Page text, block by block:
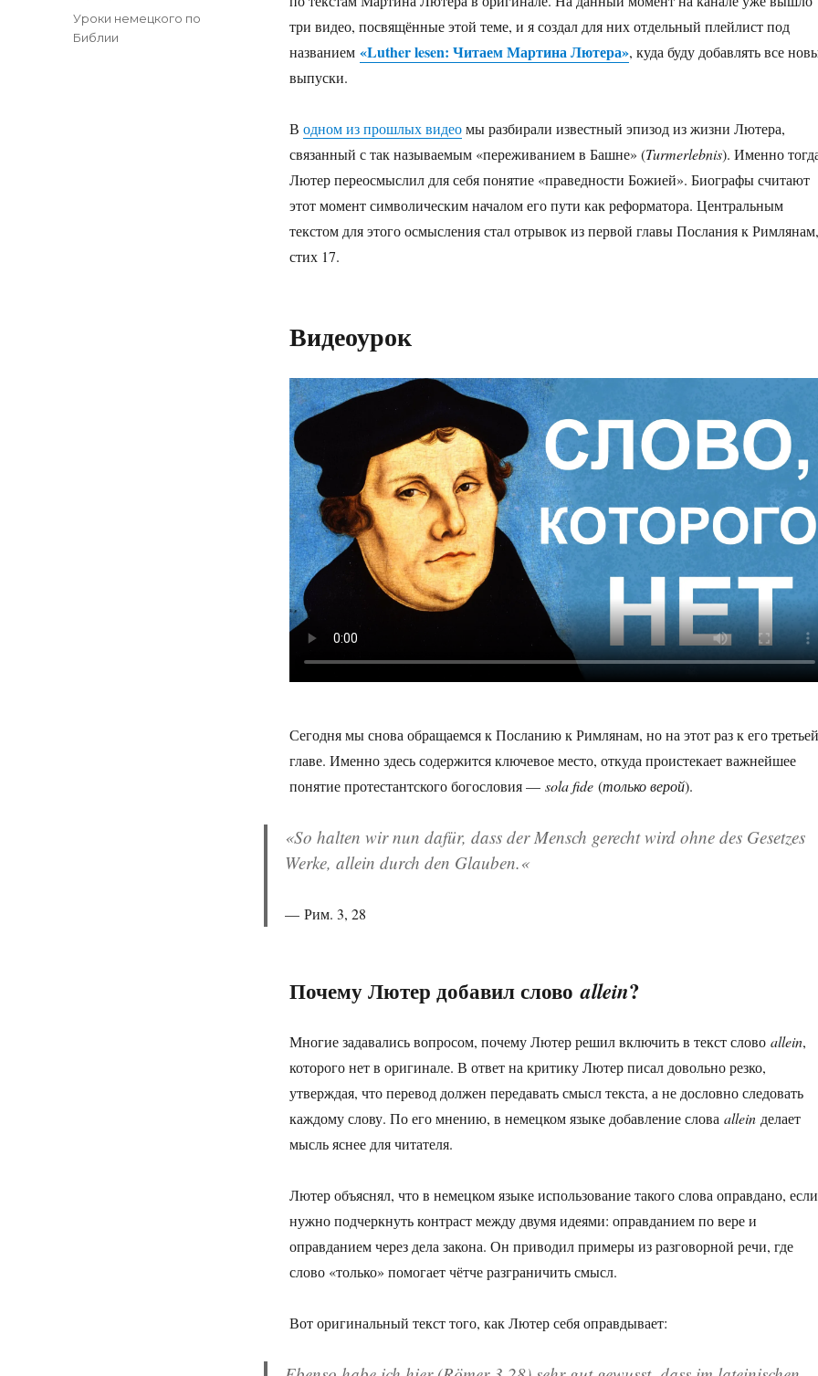
три видео, посвящённые этой теме, и я создал для них отдельный плейлист под
названием «Luther lesen: Читаем Мартина Лютера», куда буду добавлять все
выпуски.
В одном из прошлых видеомы разбирали известный эпизод из жизни Лютера,
связанный с так называемым «переживанием в Башне» (Turmerlebnis). Именно
Лютер переосмыслил для себя понятие «праведности Божией». Биографы считают
этот момент символическим началом его пути как реформатора. Центральным
текстом для этого осмысления стал отрывок из первой главы Послания к Римлянам,
стих 17.
Видеоурок
Сегодня мы снова обращаемся к Посланию к Римлянам, но на этот раз к его третьей
главе. Именно здесь содержится ключевое место, откуда проистекает важнейшее
понятие протестантского богословия — sola fide(только верой).
«So halten wir nun dafür, dass der Mensch gerecht wird ohne des Gesetzes
Werke, allein durch den Glauben.«
Рим. 3, 28
Почему Лютер добавил словоallein?
Многие задавались вопросом, почему Лютер решил включить в текст слово allein,
которого нет в оригинале. В ответ на критику Лютер писал довольно резко,
утверждая, что перевод должен передавать смысл текста, а не дословно следовать
каждому слову. По его мнению, в немецком языке добавление слова alleinделает
мысль яснее для читателя.
Лютер объяснял, что в немецком языке использование такого слова оправдано, если
нужно подчеркнуть контраст между двумя идеями: оправданием по вере и
оправданием через дела закона. Он приводил примеры из разговорной речи, где
слово «только» помогает чётче разграничить смысл.
Вот оригинальный текст того, как Лютер себя оправдывает:
Рубрики
Уроки немецкого по
Библии